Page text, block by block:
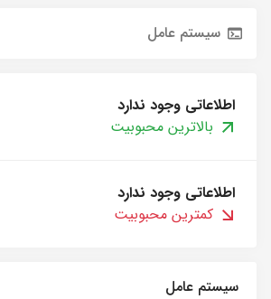
سیستم عامل
اطلاعاتی وجود ندارد
بالاترین محبوبیت
اطلاعاتی وجود ندارد
کمترین محبوبیت
سیستم عامل